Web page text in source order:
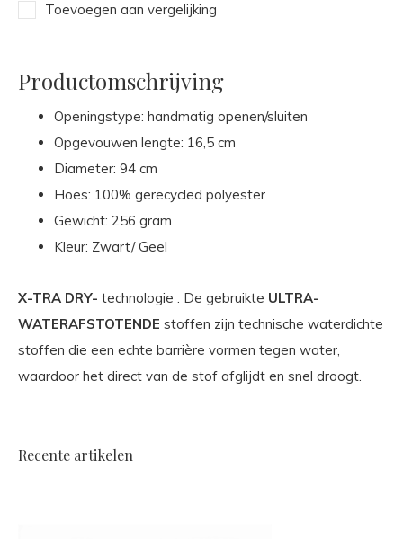
Toevoegen aan vergelijking
Productomschrijving
Openingstype: handmatig openen/sluiten
Opgevouwen lengte: 16,5 cm
Diameter: 94 cm
Hoes: 100% gerecycled polyester
Gewicht: 256 gram
Kleur: Zwart/ Geel
X-TRA DRY- technologie . De gebruikte ULTRA-
WATERAFSTOTENDE stoffen zijn technische waterdichte
stoffen die een echte barrière vormen tegen water,
waardoor het direct van de stof afglijdt en snel droogt.
Recente artikelen